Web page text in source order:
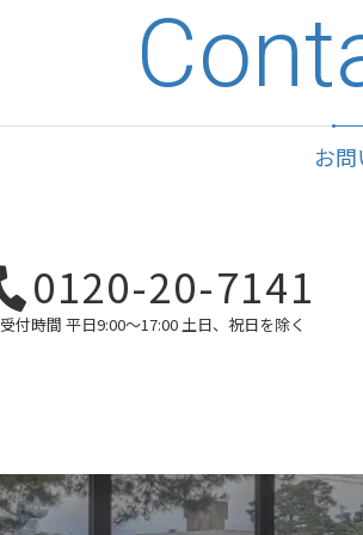
お
0120-20-7141
受付時間 平日9:00〜17:00 土日、祝日を除く